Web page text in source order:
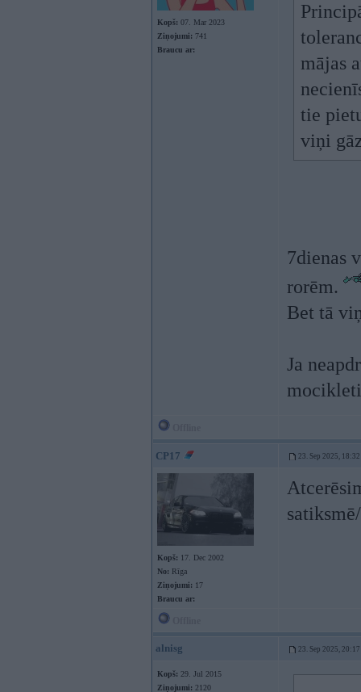
Kopš: 07. Mar 2023
Ziņojumi: 741
Braucu ar:
mājas
tie
viņi
7dienas
rorēm.
Bet tā
Ja
CP17 23. Sep 2025, 18:32
Kopš: 17. Dec 2002
No: Rīga
Ziņojumi: 17
Braucu ar:
alnisg 23. Sep 2025, 20:17
Kopš: 29. Jul 2015
Ziņojumi: 2120